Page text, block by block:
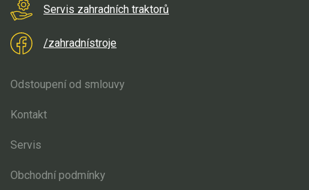
Servis zahradních traktorů
/zahradnístroje
Odstoupení od smlouvy
Kontakt
Servis
Obchodní podmínky